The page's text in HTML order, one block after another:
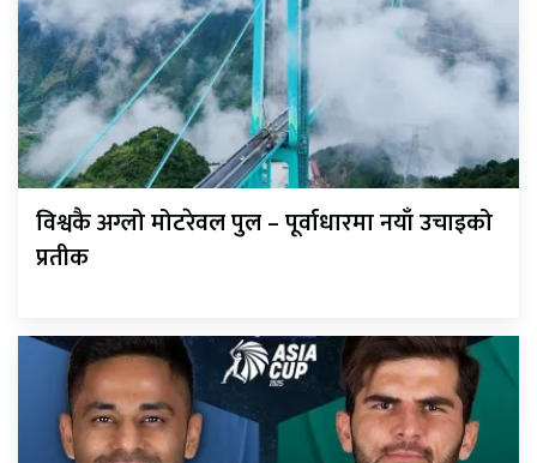
विश्वकै अग्लो मोटरेवल पुल – पूर्वाधारमा नयाँ उचाइको
प्रतीक